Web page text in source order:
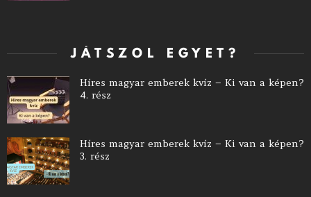
JÁTSZOL EGYET?
Híres magyar emberek kvíz – Ki van a képen?
4. rész
Híres magyar emberek kvíz – Ki van a képen?
3. rész